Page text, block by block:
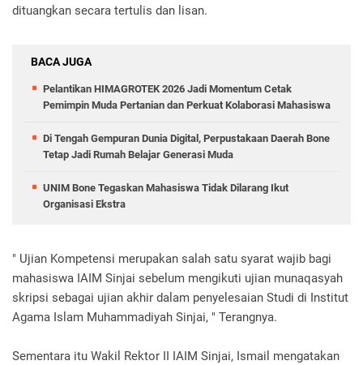
dituangkan secara tertulis dan lisan.
BACA JUGA
Pelantikan HIMAGROTEK 2026 Jadi Momentum Cetak
Pemimpin Muda Pertanian dan Perkuat Kolaborasi Mahasiswa
Di Tengah Gempuran Dunia Digital, Perpustakaan Daerah Bone
Tetap Jadi Rumah Belajar Generasi Muda
UNIM Bone Tegaskan Mahasiswa Tidak Dilarang Ikut
Organisasi Ekstra
" Ujian Kompetensi merupakan salah satu syarat wajib bagi
mahasiswa IAIM Sinjai sebelum mengikuti ujian munaqasyah
skripsi sebagai ujian akhir dalam penyelesaian Studi di Institut
Agama Islam Muhammadiyah Sinjai, " Terangnya.
Sementara itu Wakil Rektor II IAIM Sinjai, Ismail mengatakan